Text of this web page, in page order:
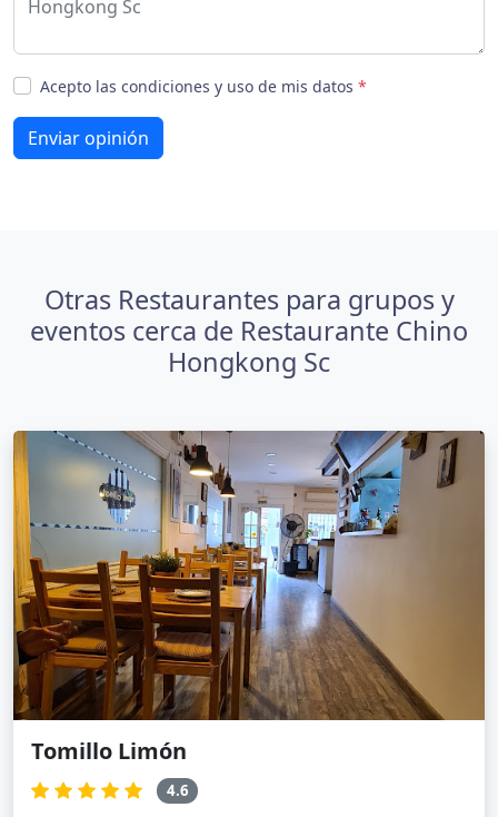
Acepto las condiciones y uso de mis datos *
Enviar opinión
Otras Restaurantes para grupos y
eventos cerca de Restaurante Chino
Hongkong Sc
Tomillo Limón
4.6